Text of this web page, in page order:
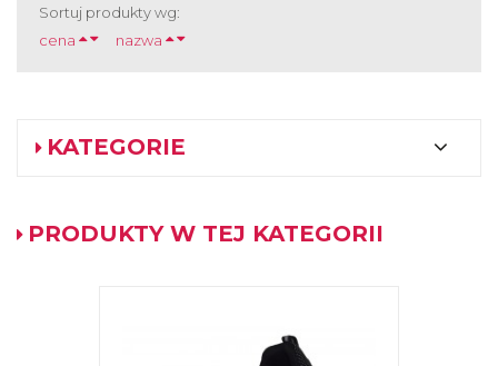
Sortuj produkty wg:
cena
nazwa
KATEGORIE
PRODUKTY W TEJ KATEGORII